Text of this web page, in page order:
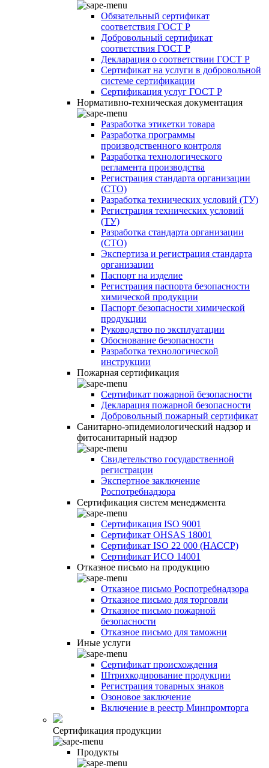
Обязательный сертификат
соответствия ГОСТ Р
Добровольный сертификат
соответствия ГОСТ Р
Декларация о соответствии ГОСТ Р
Сертификат на услуги в добровольной
системе сертификации
Сертификация услуг ГОСТ Р
Нормативно-техническая документация
Разработка этикетки товара
Разработка программы
производственного контроля
Разработка технологического
регламента производства
Регистрация стандарта организации
(СТО)
Разработка технических условий (ТУ)
Регистрация технических условий
(ТУ)
Разработка стандарта организации
(СТО)
Экспертиза и регистрация стандарта
организации
Паспорт на изделие
Регистрация паспорта безопасности
химической продукции
Паспорт безопасности химической
продукции
Руководство по эксплуатации
Обоснование безопасности
Разработка технологической
инструкции
Пожарная сертификация
Сертификат пожарной безопасности
Декларация пожарной безопасности
Добровольный пожарный сертификат
Санитарно-эпидемиологический надзор и
фитосанитарный надзор
Свидетельство государственной
регистрации
Экспертное заключение
Роспотребнадзора
Сертификация систем менеджмента
Сертификация ISO 9001
Сертификат OHSAS 18001
Сертификат ISO 22 000 (НАССР)
Сертификат ИСО 14001
Отказное письмо на продукцию
Отказное письмо Роспотребнадзора
Отказное письмо для торговли
Отказное письмо пожарной
безопасности
Отказное письмо для таможни
Иные услуги
Сертификат происхождения
Штрихкодирование продукции
Регистрация товарных знаков
Озоновое заключение
Включение в реестр Минпромторга
Сертификация продукции
Продукты